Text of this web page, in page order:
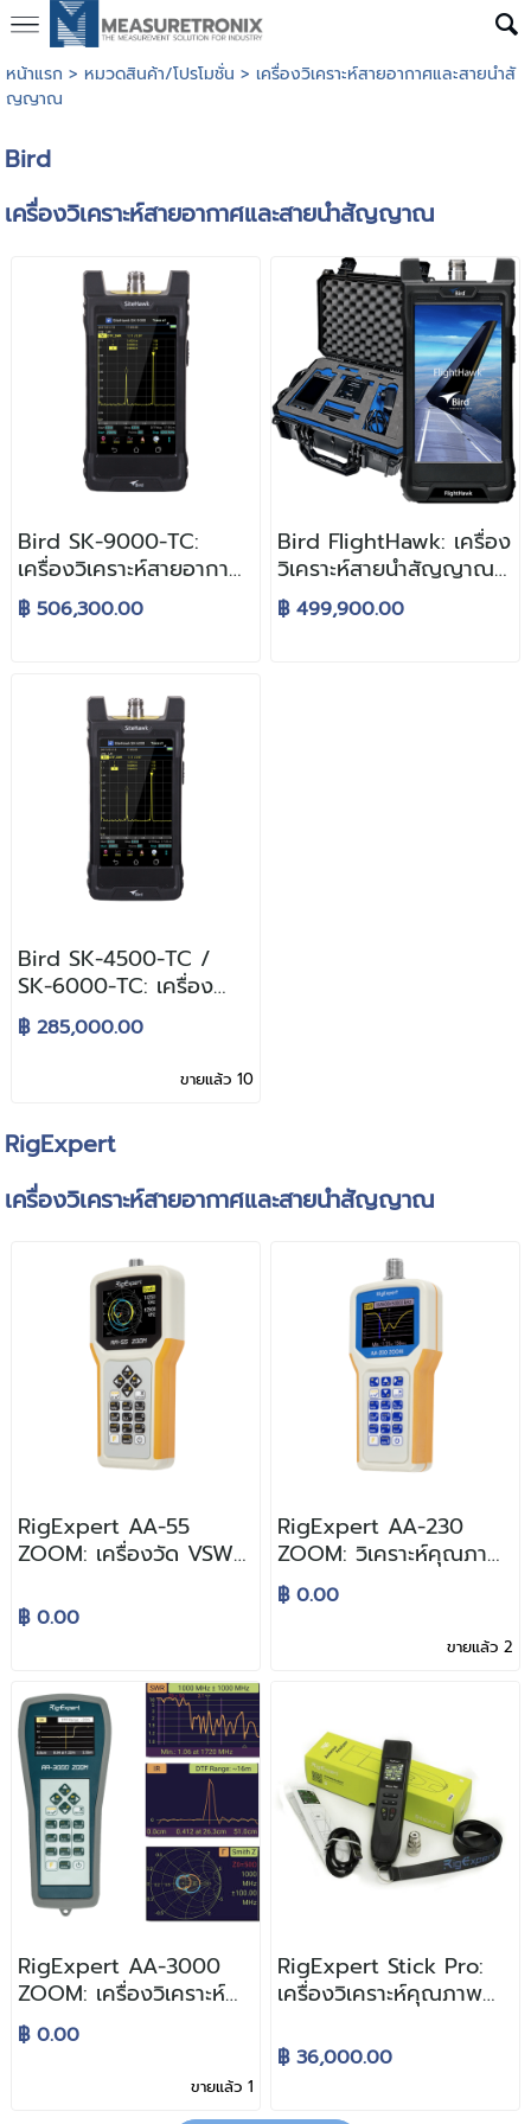
หน้าแรก > หมวดสินค้า/โปรโมชั่น > เครื่องวิเคราะห์สายอากาศและสายนำสั
ญญาณ
Bird
เครื่องวิเคราะห์สายอากาศและสายนำสัญญาณ
Bird SK-9000-TC:
เครื่องวิเคราะห์สายอากาศ
และสายส่งสัญญาณ
ความถี่สูง ย่านความถี่ใช้
฿ 506,300.00
Bird FlightHawk: เครื่อง
วิเคราะห์สายนำสัญญาณ
และสายอากาศสำหรับซ่อม
บำรุงอากาศยาน
฿ 499,900.00
Bird SK-4500-TC /
SK-6000-TC: เครื่อง
วิเคราะห์คุณภาพสาย
อากาศและสายนำ
฿ 285,000.00
ขายแล้ว 10
RigExpert
เครื่องวิเคราะห์สายอากาศและสายนำสัญญาณ
RigExpert AA-55
ZOOM: เครื่องวัด VSWR
อากาศและสายนำ
สัญญาณ สำหรับย่าน HF
฿ 0.00
RigExpert AA-230
ZOOM: วิเคราะห์คุณภาพ
สายอากาศและสายนำ
สัญญาณ
฿ 0.00
ขายแล้ว 2
RigExpert AA-3000
ZOOM: เครื่องวิเคราะห์
คุณภาพสายอากาศและ
สายนำสัญญาณ ได้สูงถึง
฿ 0.00
ขายแล้ว 1
RigExpert Stick Pro:
เครื่องวิเคราะห์คุณภาพ
฿ 36,000.00